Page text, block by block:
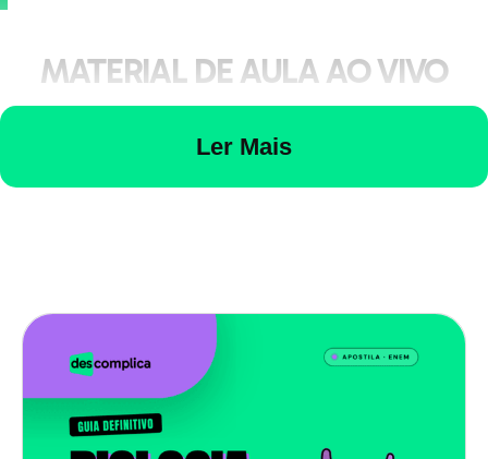
MATERIAL DE AULA AO VIVO
Em uma situação experimental, camundongos
respiraram ar contendo gás oxigênio constituído pelo
no gás carbônico.e) na água. Gabarito1. E
LISTA DE EXERCÍCIOS
Ler Mais